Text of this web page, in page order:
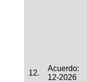
12.
Acuerdo:
12-2026